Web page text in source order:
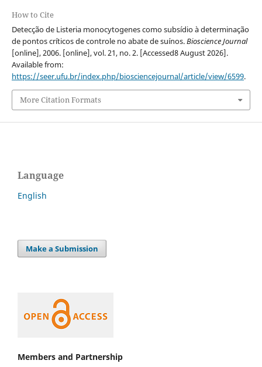
How to Cite
Detecção de Listeria monocytogenes como subsídio à determinação
de pontos críticos de controle no abate de suínos.Bioscience Journal
[online], 2006. [online], vol. 21, no. 2. [Accessed8 August 2026].
Available from:
https://seer.ufu.br/index.php/biosciencejournal/article/view/6599.
More Citation Formats
Language
English
Make a Submission
Members and Partnership